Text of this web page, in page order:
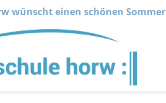
wünscht einen schönen Sommer